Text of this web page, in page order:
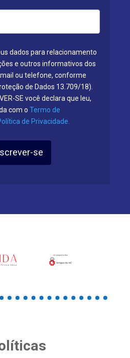
dados para relacionamento
e outros informativos dos
ou telefone, conforme
de Dados 13.709/18).
SE você declara que leu,
com o Termo de
de Privacidade.
se